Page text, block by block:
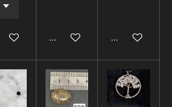
au panierAjouter au panierAjouter au